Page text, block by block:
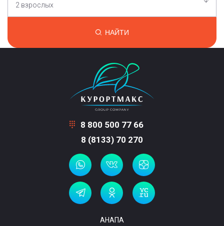
2 взрослых
НАЙТИ
8 800 500 77 66
8 (8133) 70 270
АНАПА